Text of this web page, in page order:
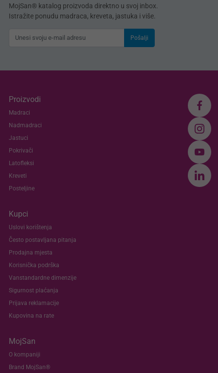
MojSan® katalog proizvoda direktno u svoj inbox.
Istražite ponudu madraca, kreveta, jastuka i više.
Pošalji
Proizvodi
Madraci
Nadmadraci
Jastuci
Pokrivači
Latofleksi
Kreveti
Posteljine
Kupci
Uslovi korištenja
Često postavljana pitanja
Prodajna mjesta
Korisnička podrška
Vanstandardne dimenzije
Sigurnost plaćanja
Prijava reklamacije
Kupovina na rate
MojSan
O kompaniji
Brand MojSan®